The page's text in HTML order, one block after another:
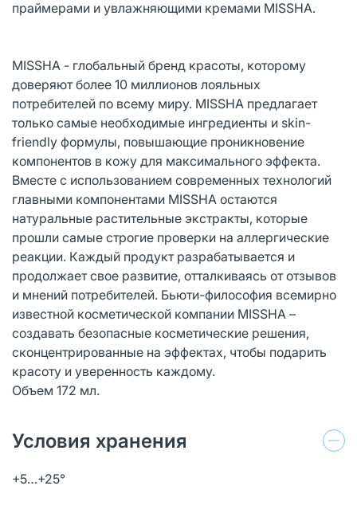
праймерами и увлажняющими кремами MISSHA.
MISSHA - глобальный бренд красоты, которому
доверяют более 10 миллионов лояльных
потребителей по всему миру. MISSHA предлагает
только самые необходимые ингредиенты и skin-
friendly формулы, повышающие проникновение
компонентов в кожу для максимального эффекта.
Вместе с использованием современных технологий
главными компонентами MISSHA остаются
натуральные растительные экстракты, которые
прошли самые строгие проверки на аллергические
реакции. Каждый продукт разрабатывается и
продолжает свое развитие, отталкиваясь от отзывов
и мнений потребителей. Бьюти-философия всемирно
известной косметической компании MISSHA –
создавать безопасные косметические решения,
сконцентрированные на эффектах, чтобы подарить
красоту и уверенность каждому.
Объем 172 мл.
Условия хранения
+5…+25°